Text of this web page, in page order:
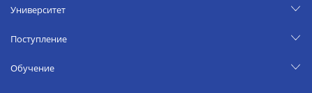
Университет
Поступление
Обучение